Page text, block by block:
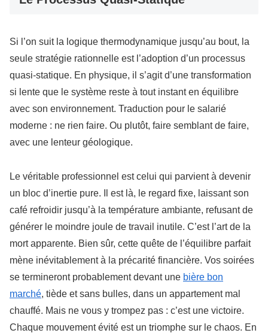
Si l’on suit la logique thermodynamique jusqu’au bout, la
seule stratégie rationnelle est l’adoption d’un processus
quasi-statique. En physique, il s’agit d’une transformation
si lente que le système reste à tout instant en équilibre
avec son environnement. Traduction pour le salarié
moderne : ne rien faire. Ou plutôt, faire semblant de faire,
avec une lenteur géologique.
Le véritable professionnel est celui qui parvient à devenir
un bloc d’inertie pure. Il est là, le regard fixe, laissant son
café refroidir jusqu’à la température ambiante, refusant de
générer le moindre joule de travail inutile. C’est l’art de la
mort apparente. Bien sûr, cette quête de l’équilibre parfait
mène inévitablement à la précarité financière. Vos soirées
se termineront probablement devant une bière bon
marché, tiède et sans bulles, dans un appartement mal
chauffé. Mais ne vous y trompez pas : c’est une victoire.
Chaque mouvement évité est un triomphe sur le chaos. En